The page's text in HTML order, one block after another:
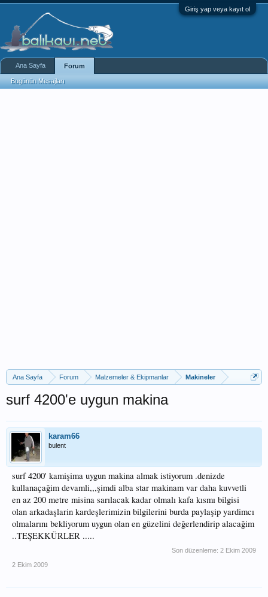
Giriş yap veya kayıt ol
Ana Sayfa Forum Malzemeler & Ekipmanlar Makineler
surf 4200'e uygun makina
karam66
bulent
surf 4200' kamişima uygun makina almak istiyorum .denizde
kullanaçağim devamli,,,şimdi alba star makinam var daha kuvvetli
en az 200 metre misina sarılacak kadar olmalı kafa kısmı bilgisi
olan arkadaşlarin kardeşlerimizin bilgilerini burda paylaşip yardimcı
olmalarını bekliyorum uygun olan en güzelini değerlendirip alacağim
..TEŞEKKÜRLER .....
Son düzenleme: 2 Ekim 2009
2 Ekim 2009
Ana Sayfa Forum
Bugünün Mesajları